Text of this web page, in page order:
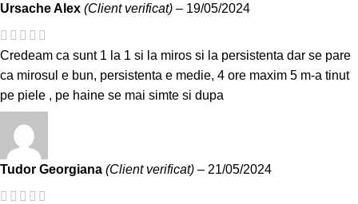
Ursache Alex (Client verificat) – 19/05/2024
Credeam ca sunt 1 la 1 si la miros si la persistenta dar se pare
ca mirosul e bun, persistenta e medie, 4 ore maxim 5 m-a tinut
pe piele , pe haine se mai simte si dupa
Tudor Georgiana (Client verificat) – 21/05/2024